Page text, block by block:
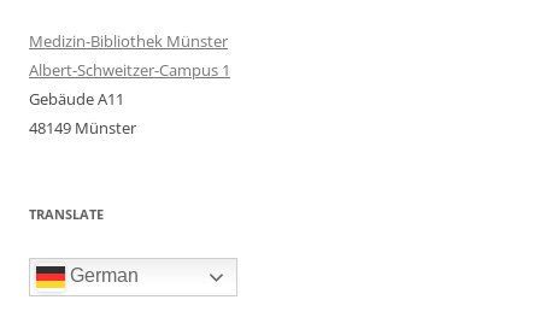
Medizin-Bibliothek Münster
Albert-Schweitzer-Campus 1
Gebäude A11
48149 Münster
TRANSLATE
German